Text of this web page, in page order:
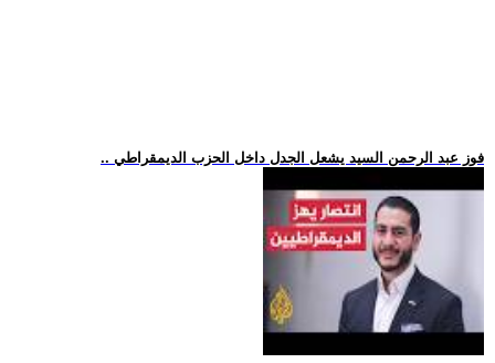
.. فوز عبد الرحمن السيد يشعل الجدل داخل الحزب الديمقراطي